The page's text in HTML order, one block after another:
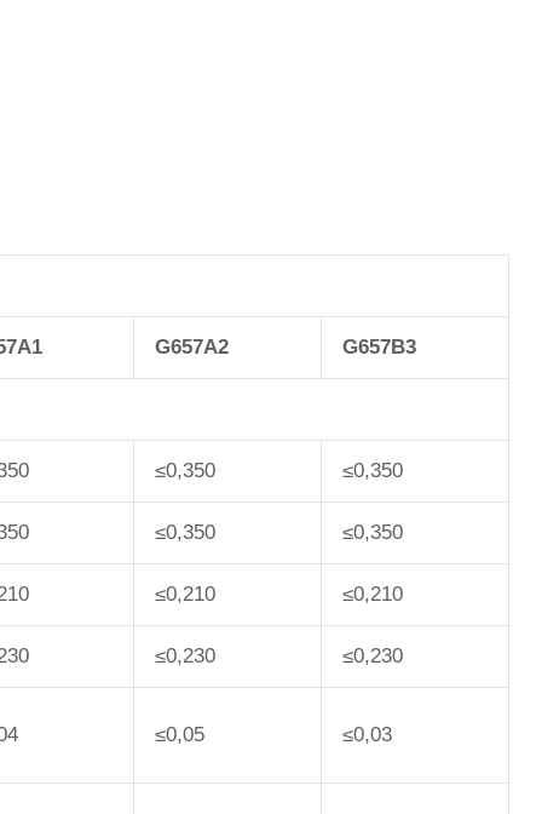
G657A2 G657B3
≤0,350 ≤0,350
≤0,350 ≤0,350
≤0,210 ≤0,210
≤0,230 ≤0,230
≤0,05 ≤0,03